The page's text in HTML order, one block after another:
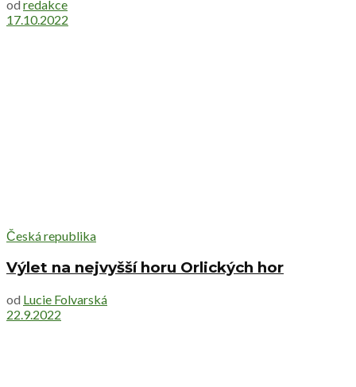
od redakce
17.10.2022
Česká republika
Výlet na nejvyšší horu Orlických hor
od Lucie Folvarská
22.9.2022